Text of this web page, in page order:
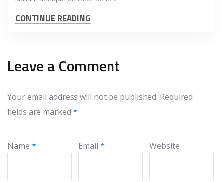
CONTINUE READING
Leave a Comment
Your email address will not be published. Required
fields are marked *
Name * Email* Website